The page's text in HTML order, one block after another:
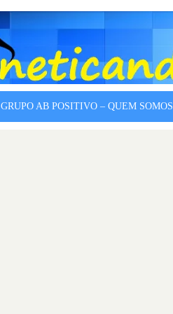
GRUPO AB POSITIVO – QUEM SOMOS